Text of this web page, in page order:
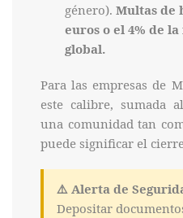
género). Multas de
euros o el 4% de
global.
Para las empresas de
este calibre, sumada
una comunidad tan
puede significar el
⚠️ Alerta de
Depositar